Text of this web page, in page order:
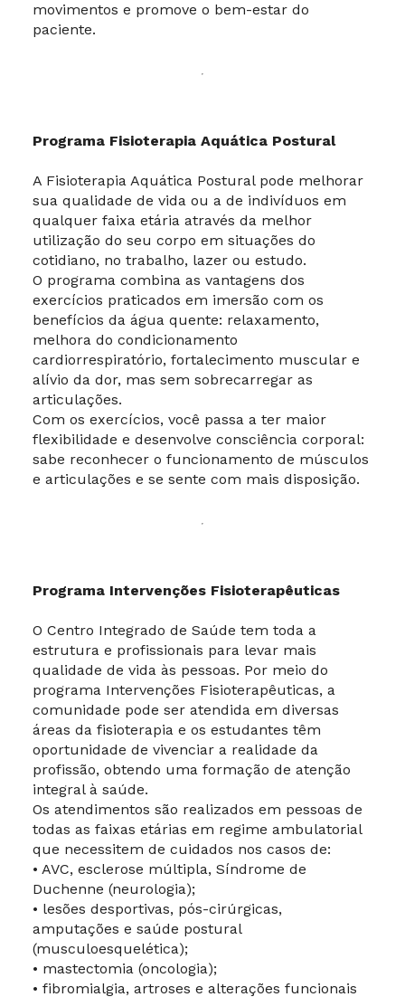
movimentos e promove o bem-estar do
paciente.
Programa Fisioterapia Aquática Postural
A Fisioterapia Aquática Postural pode melhorar
sua qualidade de vida ou a de indivíduos em
qualquer faixa etária através da melhor
utilização do seu corpo em situações do
cotidiano, no trabalho, lazer ou estudo.
O programa combina as vantagens dos
exercícios praticados em imersão com os
benefícios da água quente: relaxamento,
melhora do condicionamento
cardiorrespiratório, fortalecimento muscular e
alívio da dor, mas sem sobrecarregar as
articulações.
Com os exercícios, você passa a ter maior
flexibilidade e desenvolve consciência corporal:
sabe reconhecer o funcionamento de músculos
e articulações e se sente com mais disposição.
Programa Intervenções Fisioterapêuticas
O Centro Integrado de Saúde tem toda a
estrutura e profissionais para levar mais
qualidade de vida às pessoas. Por meio do
programa Intervenções Fisioterapêuticas, a
comunidade pode ser atendida em diversas
áreas da fisioterapia e os estudantes têm
oportunidade de vivenciar a realidade da
profissão, obtendo uma formação de atenção
integral à saúde.
Os atendimentos são realizados em pessoas de
todas as faixas etárias em regime ambulatorial
que necessitem de cuidados nos casos de:
• AVC, esclerose múltipla, Síndrome de
Duchenne (neurologia);
• lesões desportivas, pós-cirúrgicas,
amputações e saúde postural
(musculoesquelética);
• mastectomia (oncologia);
• fibromialgia, artroses e alterações funcionais